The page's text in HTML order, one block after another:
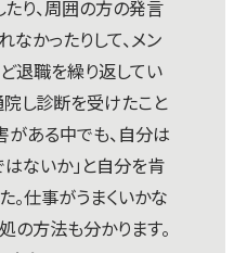
たり、周囲の方の発言
なかったりして、メン
退職を繰り返してい
院し診断を受けたこと
がある中でも、自分は
ないか」と自分を肯
。仕事がうまくいかな
の方法も分かります。